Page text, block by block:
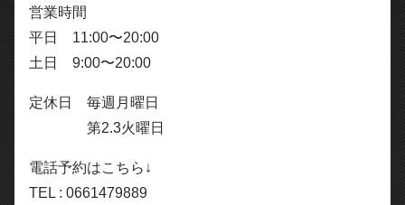
営業時間
平日 11:00〜20:00
土日 9:00〜20:00
定休日 毎週月曜日
第2.3火曜日
電話予約はこちら↓
TEL : 0661479889